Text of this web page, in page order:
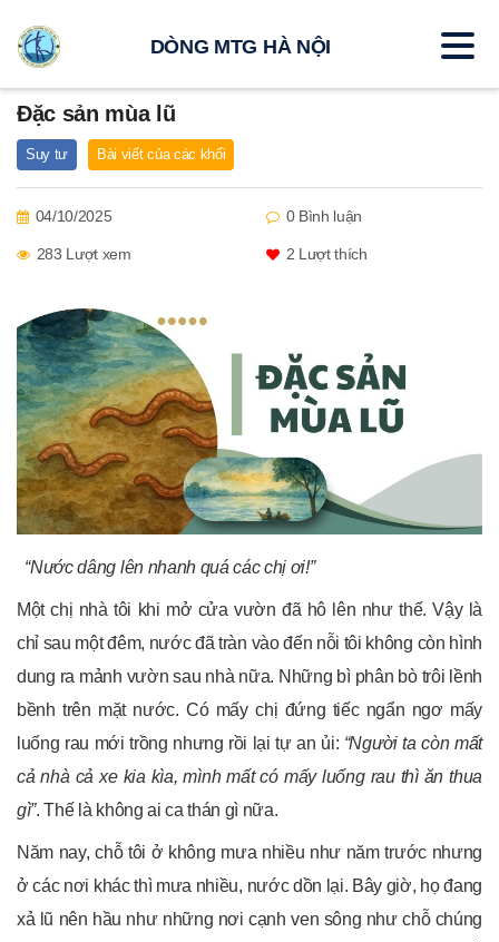
Đặc sản mùa lũ
Suy tư Bài viết của các khối
04/10/2025 0 Bình luận
283 Lượt xem 2 Lượt thích
“Nước dâng lên nhanh quá các chị ơi!”
Một chị nhà tôi khi mở cửa vườn đã hô lên như thế. Vậy là
chỉ sau một đêm, nước đã tràn vào đến nỗi tôi không còn hình
dung ra mảnh vườn sau nhà nữa. Những bì phân bò trôi lềnh
bềnh trên mặt nước. Có mấy chị đứng tiếc ngẩn ngơ mấy
luống rau mới trồng nhưng rồi lại tự an ủi: “Người ta còn mất
cả nhà cả xe kia kìa, mình mất có mấy luống rau thì ăn thua
gì”. Thế là không ai ca thán gì nữa.
Năm nay, chỗ tôi ở không mưa nhiều như năm trước nhưng
ở các nơi khác thì mưa nhiều, nước dồn lại. Bây giờ, họ đang
xả lũ nên hầu như những nơi cạnh ven sông như chỗ chúng
DÒNG MTG HÀ NỘI